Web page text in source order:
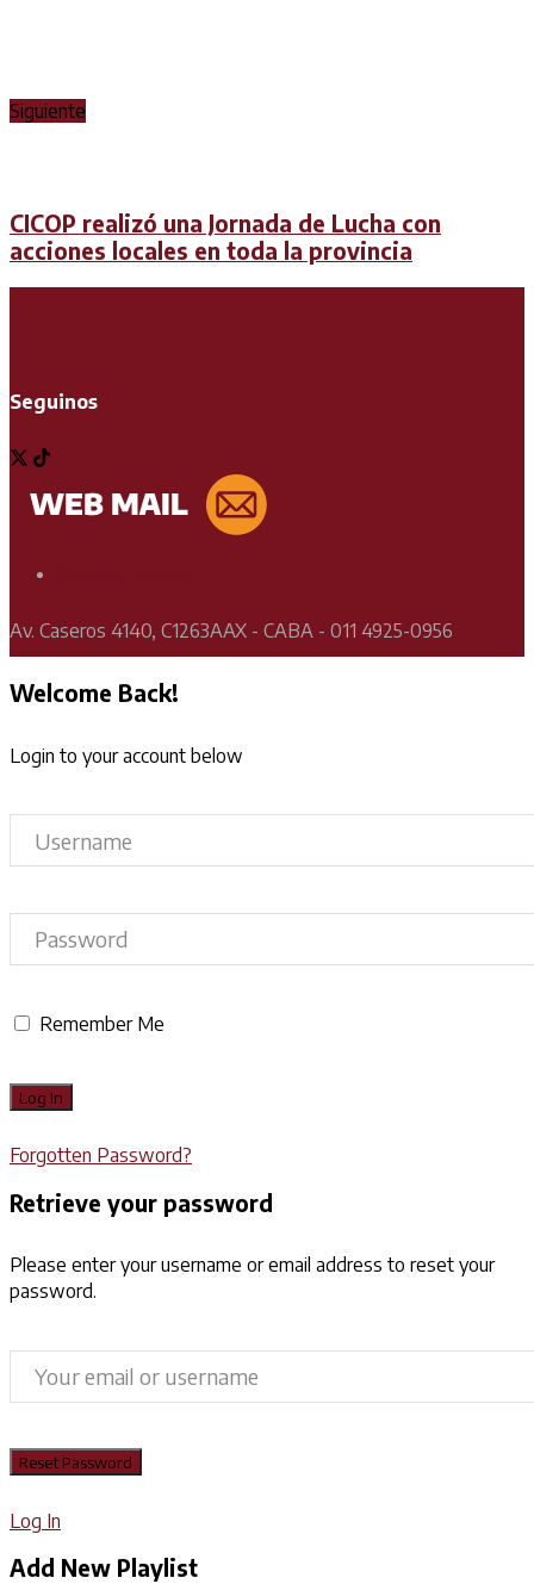
Siguiente
CICOP realizó una Jornada de Lucha con
acciones locales en toda la provincia
Seguinos
Av. Caseros 4140, C1263AAX - CABA - 011 4925-0956
Welcome Back!
Login to your account below
Remember Me
Forgotten Password?
Retrieve your password
Please enter your username or email address to reset your
password.
Log In
Add New Playlist